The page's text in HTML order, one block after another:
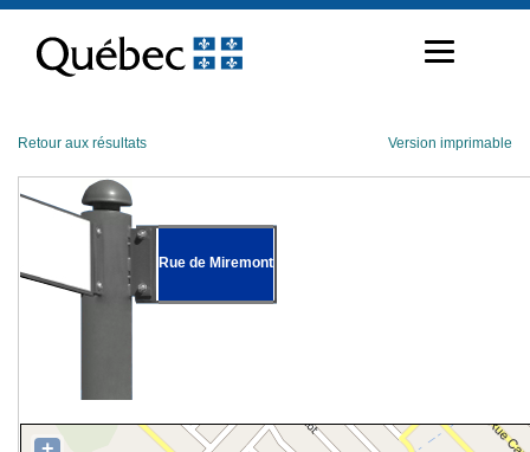
contenu
Retour aux résultats Version imprimable
Rue de Miremont